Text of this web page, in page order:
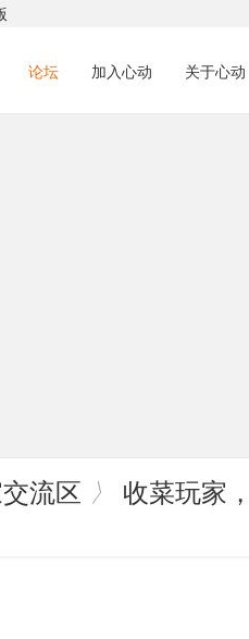
论坛 加入心动 关于心动
流区 〉
收菜玩家